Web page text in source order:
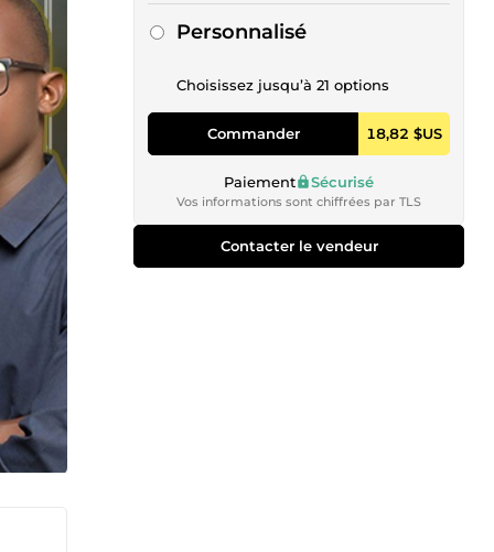
Personnalisé
Choisissez jusqu’à 21 options
Commander 18,82 $US
Paiement Sécurisé
Vos informations sont chiffrées par TLS
Contacter le vendeur